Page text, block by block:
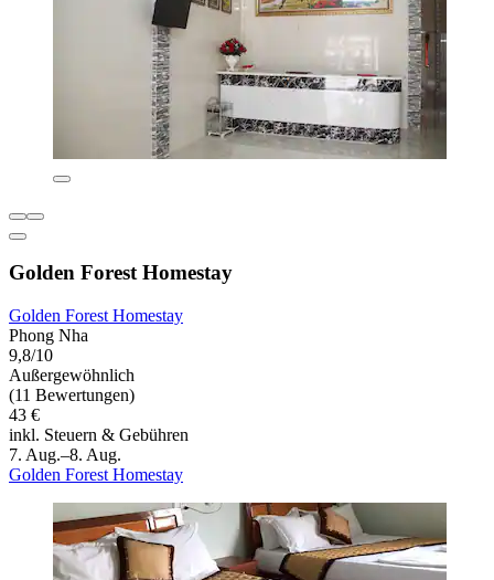
Golden Forest Homestay
Golden Forest Homestay
Phong Nha
9,8/10
Außergewöhnlich
(11 Bewertungen)
43 €
inkl. Steuern & Gebühren
7. Aug.–8. Aug.
Golden Forest Homestay